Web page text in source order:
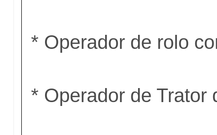
* Operador de rolo
* Operador de Trator